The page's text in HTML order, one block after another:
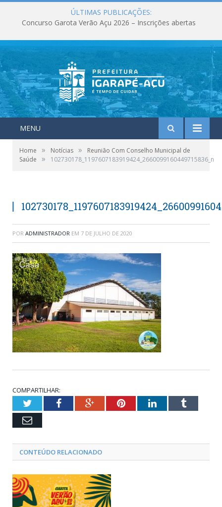
ÚLTIMAS PUBLICAÇÕES:
Concurso Garota Verão Açu 2026 – Inscrições abertas
MENU
Home » Notícias »
Reunião Com Conselho Municipal de
Saúde
» 102730178_1197607183919424_2660099160449715836_n
POR ADMINISTRADOR EM 7 DE JULHO DE 2020
COMPARTILHAR:
TwitterFacebookGoogle+PinterestLinkedInTumblr
Email
CONTEÚDO RELACIONADO